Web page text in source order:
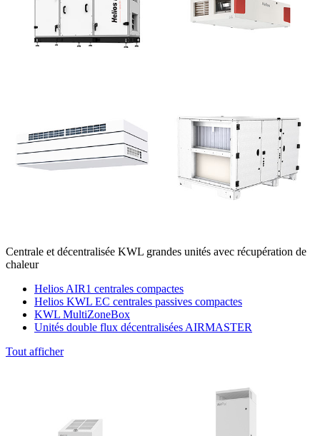
Centrale et décentralisée KWL grandes unités avec récupération de
chaleur
Helios AIR1 centrales compactes
Helios KWL EC centrales passives compactes
KWL MultiZoneBox
Unités double flux décentralisées AIRMASTER
Tout afficher